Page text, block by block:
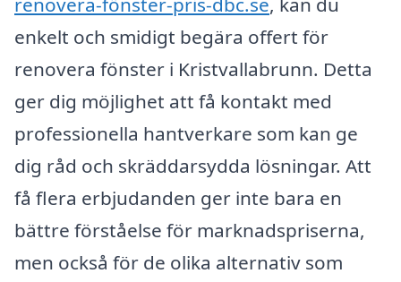
enkelt och smidigt begära offert för
renovera fönster i Kristvallabrunn. Detta
ger dig möjlighet att få kontakt med
professionella hantverkare som kan ge
dig råd och skräddarsydda lösningar. Att
få flera erbjudanden ger inte bara en
bättre förståelse för marknadspriserna,
men också för de olika alternativ som